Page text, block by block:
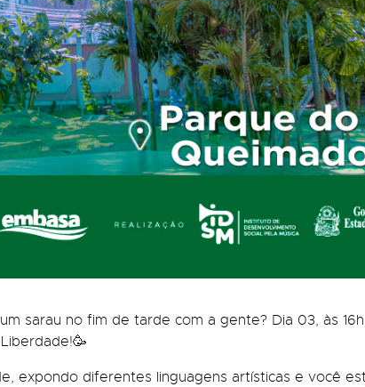
sarau no fim de tarde com a gente? Dia 03, às
expondo diferentes linguagens artísticas e você